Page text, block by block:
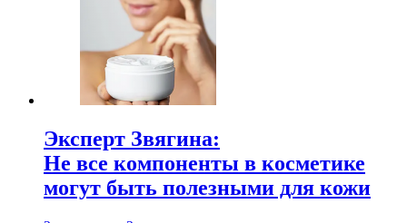
Эксперт Звягина:
Не все компоненты в косметике
могут быть полезными для кожи